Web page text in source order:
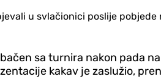
u svlačionici poslije
sa turnira nakon pada
kakav je zaslužio,